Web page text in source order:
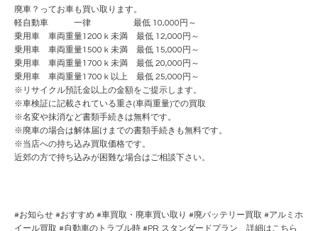
廃車？ってお車も買い取ります。
軽自動車 一律 最低 10,000円～
乗用車 車両重量1200ｋ未満 最低 12,000円～
乗用車 車両重量1500ｋ未満 最低 15,000円～
乗用車 車両重量1700ｋ未満 最低 20,000円～
乗用車 車両重量1700ｋ以上 最低 25,000円～
※リサイクル預託金以上の金額をご提示します。
※車検証に記載されている重さ(車両重量)での買取
※名変や抹消など書類手続きは無料です。
※廃車の場合は解体届けまでの書類手続きも無料です。
※当店への持ち込み買取価格です。
近郊の方で持ち込みが困難な場合はご相談下さい。
#お知らせ #おすすめ #車買取・廃車買い取り #廃バッテリー買取 #アルミホ
イール買取 #自動車のトラブル時 #PR スタンダードプラン 詳細はこちら